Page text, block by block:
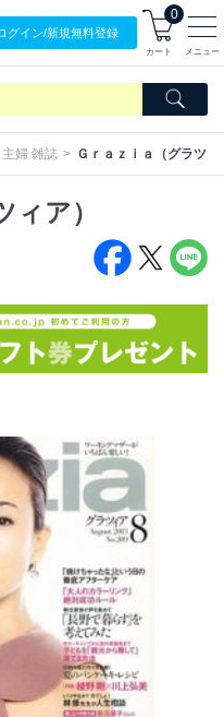
グイン/新規無料登録
0
カート メニュー
婦 雑誌 Ｇｒａｚｉａ（グラツィ
ィア）